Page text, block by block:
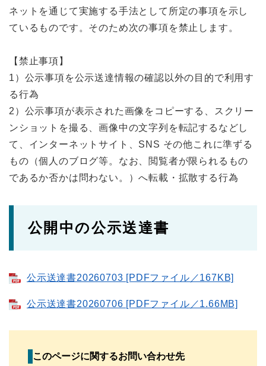
ネットを通じて実施する手法として所定の事項を示し
ているものです。そのため次の事項を禁止します。
【禁止事項】
1）公示事項を公示送達情報の確認以外の目的で利用す
る行為
2）公示事項が表示された画像をコピーする、スクリー
ンショットを撮る、画像中の文字列を転記するなどし
て、インターネットサイト、SNS その他これに準ずる
もの（個人のブログ等。なお、閲覧者が限られるもの
であるか否かは問わない。）へ転載・拡散する行為
公開中の公示送達書
公示送達書20260703 [PDFファイル／167KB]
公示送達書20260706 [PDFファイル／1.66MB]
このページに関するお問い合わせ先